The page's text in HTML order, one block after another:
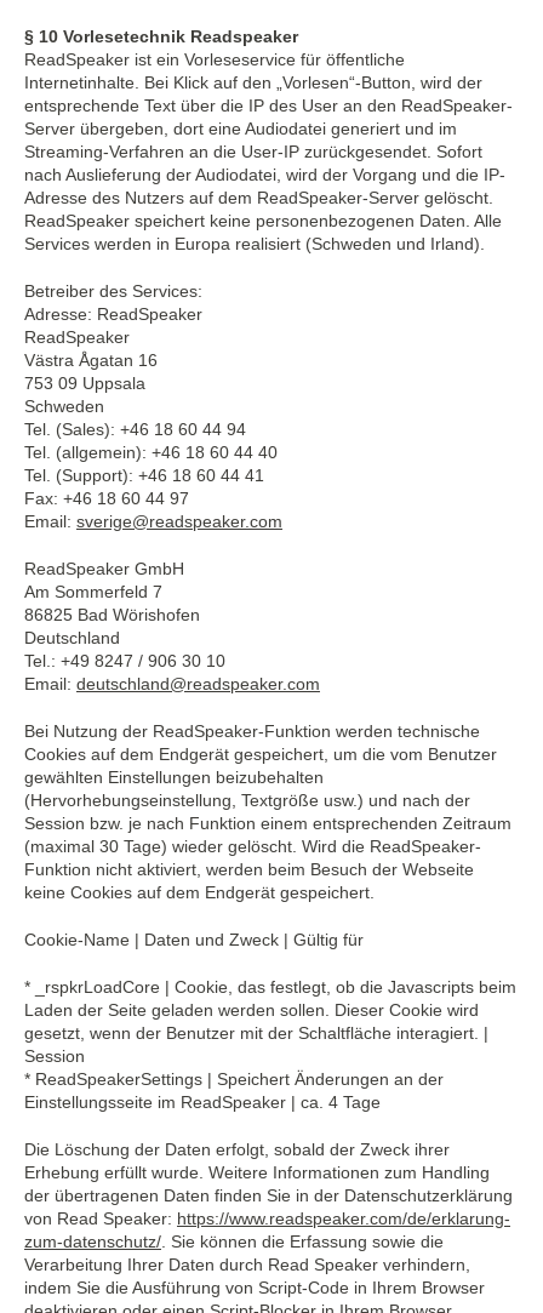
§ 10 Vorlesetechnik Readspeaker
ReadSpeaker ist ein Vorleseservice für öffentliche
Internetinhalte. Bei Klick auf den „Vorlesen“-Button, wird der
entsprechende Text über die IP des User an den ReadSpeaker-
Server übergeben, dort eine Audiodatei generiert und im
Streaming-Verfahren an die User-IP zurückgesendet. Sofort
nach Auslieferung der Audiodatei, wird der Vorgang und die IP-
Adresse des Nutzers auf dem ReadSpeaker-Server gelöscht.
ReadSpeaker speichert keine personenbezogenen Daten. Alle
Services werden in Europa realisiert (Schweden und Irland).
Betreiber des Services:
Adresse: ReadSpeaker
ReadSpeaker
Västra Ågatan 16
753 09 Uppsala
Schweden
Tel. (Sales): +46 18 60 44 94
Tel. (allgemein): +46 18 60 44 40
Tel. (Support): +46 18 60 44 41
Fax: +46 18 60 44 97
Email: sverige@readspeaker.com
ReadSpeaker GmbH
Am Sommerfeld 7
86825 Bad Wörishofen
Deutschland
Tel.: +49 8247 / 906 30 10
Email: deutschland@readspeaker.com
Bei Nutzung der ReadSpeaker-Funktion werden technische
Cookies auf dem Endgerät gespeichert, um die vom Benutzer
gewählten Einstellungen beizubehalten
(Hervorhebungseinstellung, Textgröße usw.) und nach der
Session bzw. je nach Funktion einem entsprechenden Zeitraum
(maximal 30 Tage) wieder gelöscht. Wird die ReadSpeaker-
Funktion nicht aktiviert, werden beim Besuch der Webseite
keine Cookies auf dem Endgerät gespeichert.
Cookie-Name | Daten und Zweck | Gültig für
* _rspkrLoadCore | Cookie, das festlegt, ob die Javascripts beim
Laden der Seite geladen werden sollen. Dieser Cookie wird
gesetzt, wenn der Benutzer mit der Schaltfläche interagiert. |
Session
* ReadSpeakerSettings | Speichert Änderungen an der
Einstellungsseite im ReadSpeaker | ca. 4 Tage
Die Löschung der Daten erfolgt, sobald der Zweck ihrer
Erhebung erfüllt wurde. Weitere Informationen zum Handling
der übertragenen Daten finden Sie in der Datenschutzerklärung
von Read Speaker: https://www.readspeaker.com/de/erklarung-
zum-datenschutz/. Sie können die Erfassung sowie die
Verarbeitung Ihrer Daten durch Read Speaker verhindern,
indem Sie die Ausführung von Script-Code in Ihrem Browser